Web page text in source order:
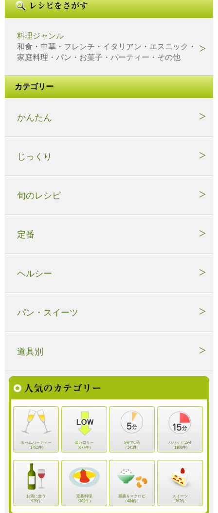
料理ジャンル
和食・中華・フレンチ・イタリアン・エスニック・
家庭料理・パン・お菓子・パーティー・その他
カテゴリー
かんたん
じっくり
旬のレシピ
定番
ヘルシー
パン・スイーツ
道具別
ホームパーティー
（1752件）
低カロリー
（677件）
5分で1品
（141件）
パパッと15分
（1100件）
お酒に合う
（929件）
定番料理
（282件）
薬膳＆マクロビ
（404件）
スイーツ
（767件）